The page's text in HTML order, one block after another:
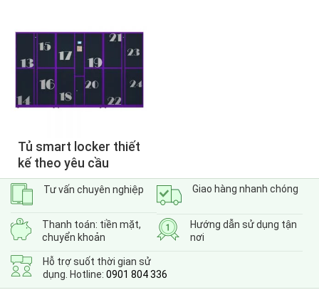
Tủ smart locker thiết
kế theo yêu cầu
Tư vấn chuyên nghiệp Giao hàng nhanh chóng
Thanh toán: tiền mặt,
chuyển khoản
Hướng dẫn sử dụng tận
nơi
Hỗ trợ suốt thời gian sử
dụng. Hotline: 0901 804 336